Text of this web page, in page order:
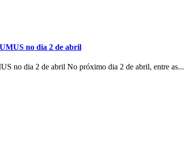
no dia 2 de abril
no dia 2 de abril No próximo dia 2 de abril, entre as...